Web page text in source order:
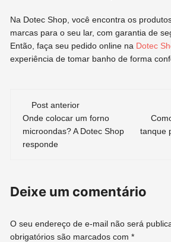
Na Dotec Shop, você encontra os
marcas para o seu lar, com garantia de
Então, faça seu pedido online na Dotec
experiência de tomar banho de forma
Navegação
de
post
Post anterior
Onde colocar um forno
microondas? A Dotec Shop
responde
tanque
Deixe um comentário
O seu endereço de e-mail não será
obrigatórios são marcados com*